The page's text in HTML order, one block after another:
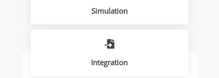
Simulation

Integration